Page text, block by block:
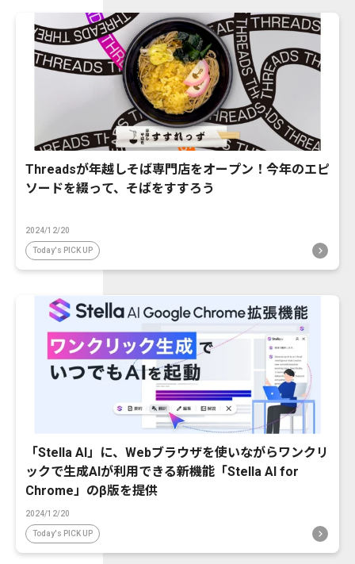
Threadsが年越しそば専門店をオープン！今年のエピ
ソードを綴って、そばをすすろう
2024/12/20
Today's PICK UP
「Stella AI」に、Webブラウザを使いながらワンクリ
ックで生成AIが利用できる新機能「Stella AI for
Chrome」のβ版を提供
2024/12/20
Today's PICK UP